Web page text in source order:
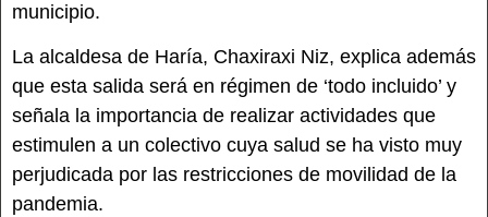
municipio.
La alcaldesa de Haría, Chaxiraxi Niz, explica además
que esta salida será en régimen de ‘todo incluido’ y
señala la importancia de realizar actividades que
estimulen a un colectivo cuya salud se ha visto muy
perjudicada por las restricciones de movilidad de la
pandemia.